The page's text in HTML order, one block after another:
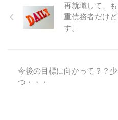
再就職して、
重債務者だけ
す。
今後の目標に向かって？？
つ・・・